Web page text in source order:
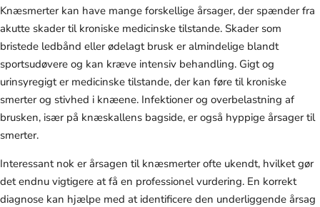
Knæsmerter kan have mange forskellige årsager, der spænder fra
akutte skader til kroniske medicinske tilstande. Skader som
bristede ledbånd eller ødelagt brusk er almindelige blandt
sportsudøvere og kan kræve intensiv behandling. Gigt og
urinsyregigt er medicinske tilstande, der kan føre til kroniske
smerter og stivhed i knæene. Infektioner og overbelastning af
brusken, især på knæskallens bagside, er også hyppige årsager til
smerter.
Interessant nok er årsagen til knæsmerter ofte ukendt, hvilket gør
det endnu vigtigere at få en professionel vurdering. En korrekt
diagnose kan hjælpe med at identificere den underliggende årsag